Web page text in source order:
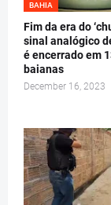
BAHIA
Fim da era do
sinal analógico
é encerrado em
baianas
December 16, 2023